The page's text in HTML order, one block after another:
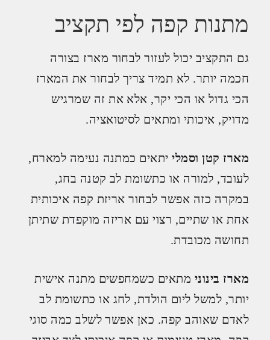
מתנות קפה לפי תקציב
גם התקציב יכול לעזור לבחור מארז בצורה
חכמה יותר. לא תמיד צריך לבחור את המארז
הכי גדול או הכי יקר, אלא את זה שמרגיש
מדויק, איכותי ומתאים לסיטואציה.
מארז קטן וסמלייתאים כמתנה נעימה למארח,
לעובד, למורה או כתשומת לב קטנה בחג,
במקרה כזה אפשר לבחור אריזת קפה איכותית
אחת או שתיים, רצוי עם אריזה מוקפדת שתיתן
תחושה מכובדת.
מארז בינונימתאים כשמחפשים מתנה אישית
יותר, למשל ליום הולדת, לחג או כתשומת לב
לאדם שאוהב קפה. כאן אפשר לשלב כמה סוגי